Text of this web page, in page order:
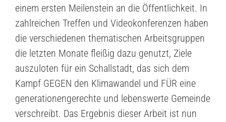
einem ersten Meilenstein an die Öffentlichkeit. In
zahlreichen Treffen und Videokonferenzen haben
die verschiedenen thematischen Arbeitsgruppen
die letzten Monate fleißig dazu genutzt, Ziele
auszuloten für ein Schallstadt, das sich dem
Kampf GEGEN den Klimawandel und FÜR eine
generationengerechte und lebenswerte Gemeinde
verschreibt. Das Ergebnis dieser Arbeit ist nun